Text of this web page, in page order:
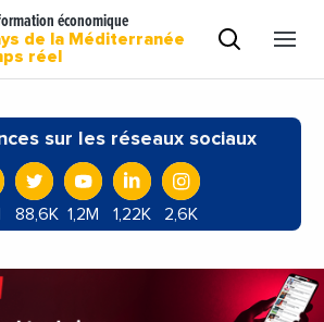
économique
de la Méditerranée
réel
sur les réseaux sociaux
88,6K 1,2M 1,22K 2,6K